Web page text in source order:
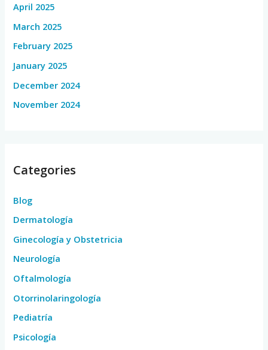
April 2025
March 2025
February 2025
January 2025
December 2024
November 2024
Categories
Blog
Dermatología
Ginecología y Obstetricia
Neurología
Oftalmología
Otorrinolaringología
Pediatría
Psicología